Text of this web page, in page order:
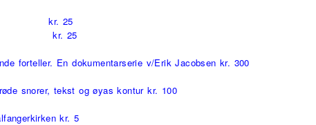
S kr. 25
kr. 25
forteller. En dokumentarserie v/Erik Jacobsen kr. 300
snorer, tekst og øyas kontur kr. 100
kr. 5